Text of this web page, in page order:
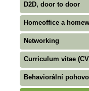
D2D, door to door
Homeoffice a
Networking
Curriculum vitae
Behaviorální